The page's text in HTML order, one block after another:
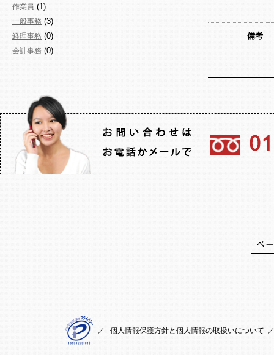
作業員 (1)
一般事務 (3)
経理事務 (0)
会計事務 (0)
備考
／ 個人情報保護方針と個人情報の取扱いについて ／